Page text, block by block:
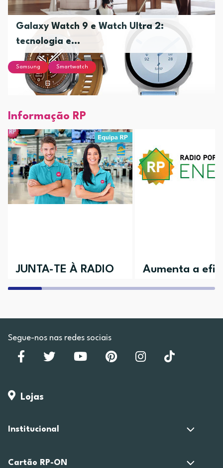
Galaxy Watch 9 e Watch Ultra 2:
tecnologia e...
Samsung Smartwatch
Informação RP
JUNTA-TE À RADIO
POPULAR
Aumenta a
da tua casa
Segue-nos nas redes sociais
Lojas
Institucional
Cartão RP-ON